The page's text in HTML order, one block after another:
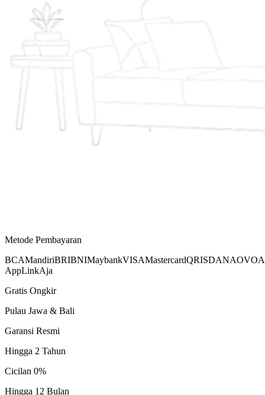
Metode Pembayaran
BCAMandiriBRIBNIMaybankVISAMastercardQRISDANAOVO
AppLinkAja
Gratis Ongkir
Pulau Jawa & Bali
Garansi Resmi
Hingga 2 Tahun
Cicilan 0%
Hingga 12 Bulan